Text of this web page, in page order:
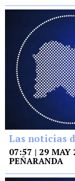
Las noticias
07:57 | 29 MAY
PEÑARANDA